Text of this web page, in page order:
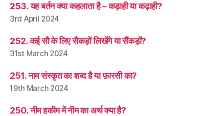
253. यह बर्तन क्या कहलाता है – कड़ाही या कढ़ाही?
3rd April 2024
252. कई सौ के लिए सैकड़ों लिखेंगे या सैंकड़ों?
31st March 2024
251. नाम संस्कृत का शब्द है या फ़ारसी का?
19th March 2024
250. नीम हकीम में नीम का अर्थ क्या है?